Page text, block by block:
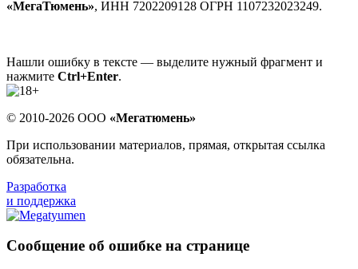
«МегаТюмень», ИНН 7202209128 ОГРН 1107232023249.
Нашли ошибку в тексте — выделите нужный фрагмент и
нажмите Ctrl+Enter.
© 2010-2026 ООО «Мегатюмень»
При использовании материалов, прямая, открытая ссылка
обязательна.
Разработка
и поддержка
Сообщение об ошибке на странице